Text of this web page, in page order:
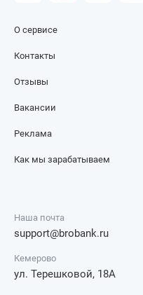
О сервисе
Контакты
Отзывы
Вакансии
Реклама
Как мы зарабатываем
Наша почта
support@brobank.ru
Кемерово
ул. Терешковой, 18А